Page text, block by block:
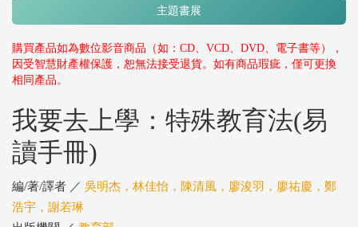
主題書展
購買產品如為數位影音商品（如：CD、VCD、DVD、電子書等），
因受智慧財產權保護，恕無法接受退貨。如有商品瑕疵，僅可更換
相同產品。
我要去上學：特殊教育法(易
讀手冊)
編/著/譯者 ／ 吳明杰，林佳怡，陳清風，廖浚羽，廖祐慶，鄭
浩宇，謝若琳